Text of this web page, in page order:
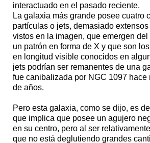
interactuado en el pasado reciente.
La galaxia más grande posee cuatro
partículas o jets, demasiado
vistos en la imagen, que emergen
un patrón en forma de X y que son
en longitud visible conocidos en
jets podrían ser remanentes de una
fue canibalizada por NGC 1097 hace
de años.
Pero esta galaxia, como se dijo, es
que implica que posee un agujero
en su centro, pero al ser
que no está deglutiendo grandes